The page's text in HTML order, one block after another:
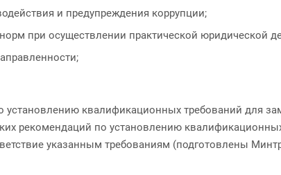
и предупреждения коррупции;
при осуществлении практической юридической
установлению квалификационных требований для
рекомендаций по установлению
указанным требованиям (подготовлены